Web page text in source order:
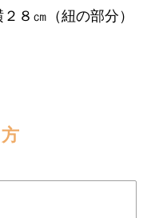
８㎝（紐の部分）